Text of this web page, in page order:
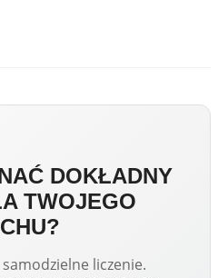
DOKŁADNY
TWOJEGO
liczenie.